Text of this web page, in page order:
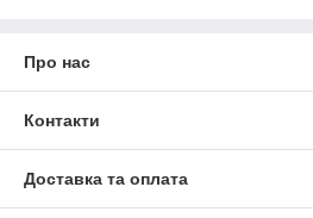
Про нас
Контакти
Доставка та оплата